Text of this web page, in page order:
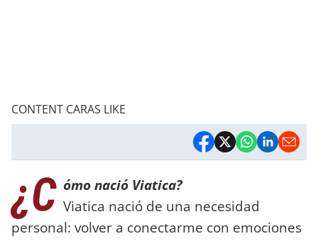
CONTENT CARAS LIKE
¿C ómo nació Viatica?
Viatica nació de una necesidad
personal: volver a conectarme con emociones